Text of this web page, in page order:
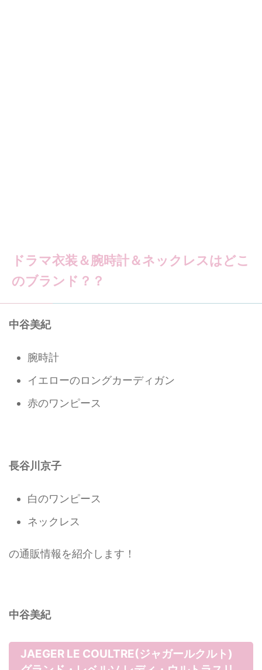
ドラマ衣装＆腕時計＆ネックレスはどこ
のブランド？？
中谷美紀
腕時計
イエローのロングカーディガン
赤のワンピース
長谷川京子
白のワンピース
ネックレス
の通販情報を紹介します！
中谷美紀
JAEGER LE COULTRE(ジャガールクルト)